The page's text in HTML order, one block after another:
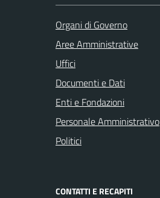
Organi di Governo
Aree Amministrative
Uffici
Documenti e Dati
Enti e Fondazioni
Personale Amministrativo
Politici
CONTATTI E RECAPITI